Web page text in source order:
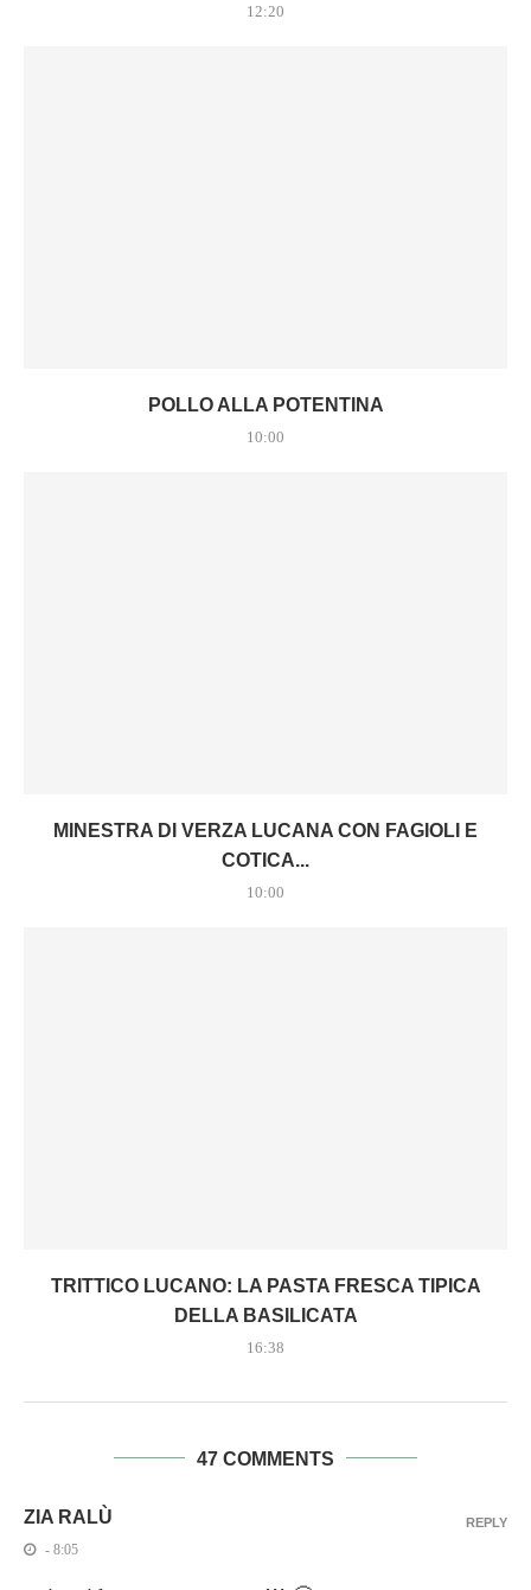
12:20
POLLO ALLA POTENTINA
10:00
MINESTRA DI VERZA LUCANA CON FAGIOLI E
COTICA...
10:00
TRITTICO LUCANO: LA PASTA FRESCA TIPICA
DELLA BASILICATA
16:38
47 COMMENTS
ZIA RALÙ
- 8:05
REPLY